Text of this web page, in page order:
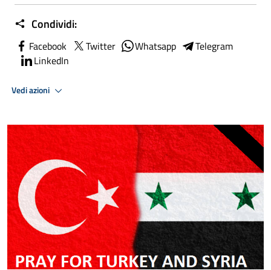
Condividi:
Facebook Twitter Whatsapp
Telegram
LinkedIn
Vedi azioni